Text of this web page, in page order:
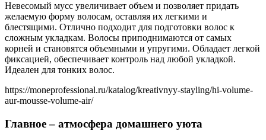
Невесомый мусс увеличивает объем и позволяет придать
желаемую форму волосам, оставляя их легкими и
блестящими. Отлично подходит для подготовки волос к
сложным укладкам. Волосы приподнимаются от самых
корней и становятся объемными и упругими. Обладает легкой
фиксацией, обеспечивает контроль над любой укладкой.
Идеален для тонких волос.
https://moneprofessional.ru/katalog/kreativnyy-stayling/hi-volume-
aur-mousse-volume-air/
Главное – атмосфера домашнего уюта